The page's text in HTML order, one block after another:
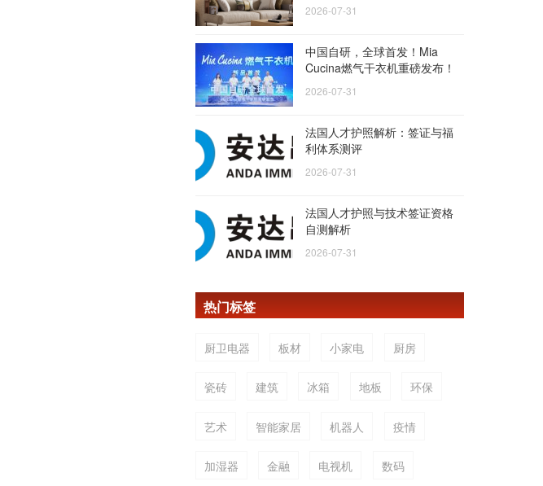
2026-07-31
中国自研，全球首发！Mia
Cucina燃气干衣机重磅发布！
2026-07-31
法国人才护照解析：签证与福
利体系测评
2026-07-31
法国人才护照与技术签证资格
自测解析
2026-07-31
热门标签
厨卫电器 板材 小家电 厨房
瓷砖 建筑 冰箱 地板 环保
艺术 智能家居 机器人 疫情
加湿器 金融 电视机 数码